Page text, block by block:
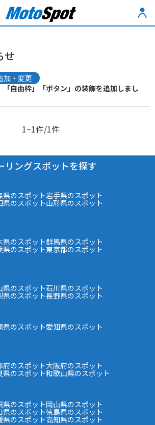
せ
加・変更
自由枠」「ボタン」の装飾を追加しまし
1~1件/1件
リングスポットを探す
県のスポット岩手県のスポット
県のスポット山形県のスポット
県のスポット群馬県のスポット
県のスポット東京都のスポット
県のスポット石川県のスポット
県のスポット長野県のスポット
県のスポット愛知県のスポット
府のスポット大阪府のスポット
県のスポット和歌山県のスポット
県のスポット岡山県のスポット
県のスポット徳島県のスポット
県のスポット高知県のスポット